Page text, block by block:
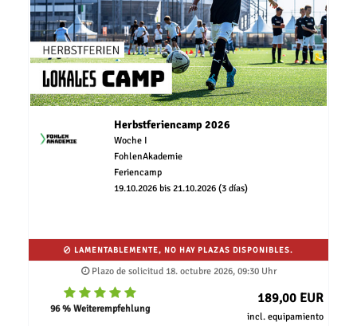
Herbstferiencamp 2026
Woche I
FohlenAkademie
Feriencamp
19.10.2026 bis 21.10.2026 (3 días)
LAMENTABLEMENTE, NO HAY PLAZAS DISPONIBLES.
Plazo de solicitud 18. octubre 2026, 09:30 Uhr
96 % Weiterempfehlung
189,00 EUR
incl. equipamiento